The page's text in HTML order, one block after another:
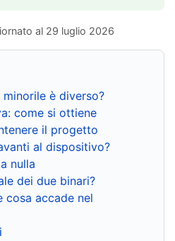
al 29 luglio 2026
è diverso?
come si ottiene
il progetto
al dispositivo?
nulla
dei due binari?
cosa accade nel